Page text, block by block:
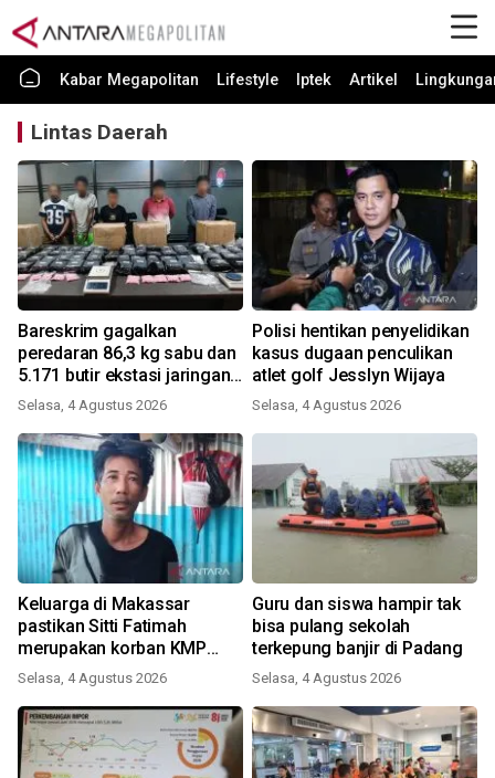
Kabar Megapolitan Lifestyle Iptek Artikel
Lintas Daerah
Bareskrim gagalkan
peredaran 86,3 kg sabu dan
5.171 butir ekstasi jaringan
Riau-Sumsel
Selasa, 4 Agustus 2026
Polisi hentikan penyelidikan
kasus dugaan penculikan
atlet golf Jesslyn Wijaya
Selasa, 4 Agustus 2026
Keluarga di Makassar
pastikan Sitti Fatimah
merupakan korban KMP
Mutiara Sentosa II
Selasa, 4 Agustus 2026
Guru dan siswa hampir tak
bisa pulang sekolah
terkepung banjir di Padang
Selasa, 4 Agustus 2026